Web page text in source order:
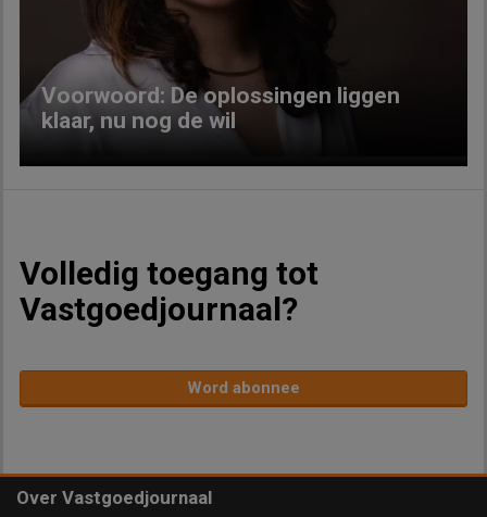
Voorwoord: De oplossingen liggen
klaar, nu nog de wil
Volledig toegang tot
Vastgoedjournaal?
Word abonnee
Over Vastgoedjournaal